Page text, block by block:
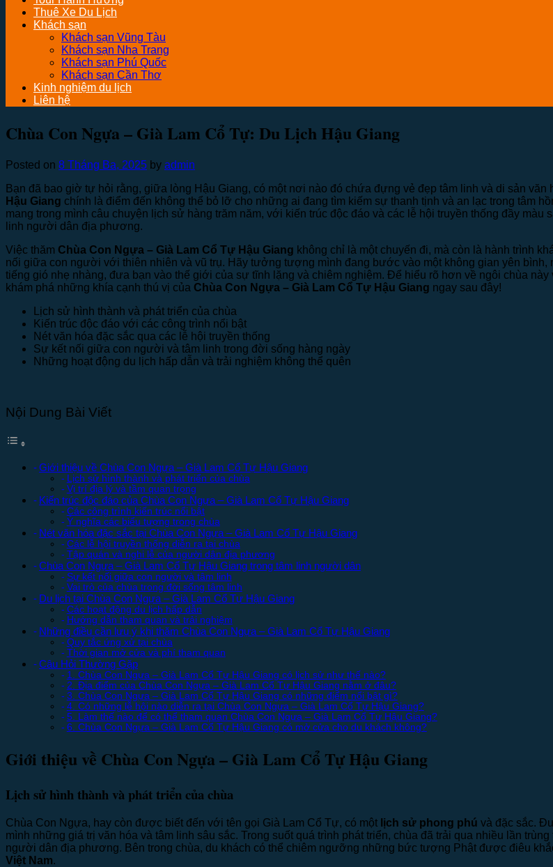
Thuê Xe Du Lịch
Khách sạn
Khách sạn Vũng Tàu
Khách sạn Nha Trang
Khách sạn Phú Quốc
Khách sạn Cần Thơ
Kinh nghiệm du lịch
Liên hệ
Chùa Con Ngựa – Già Lam Cổ Tự: Du Lịch Hậu Giang
Posted on 8 Tháng Ba, 2025 by admin
Bạn đã bao giờ tự hỏi rằng, giữa lòng Hậu Giang, có một nơi nào đó chứa đựng vẻ đẹp tâm linh và di sản văn
Hậu Giang chính là điểm đến không thể bỏ lỡ cho những ai đang tìm kiếm sự thanh tịnh và an lạc trong tâm
mang trong mình câu chuyện lịch sử hàng trăm năm, với kiến trúc độc đáo và các lễ hội truyền thống đầy màu
linh người dân địa phương.
Việc thăm Chùa Con Ngựa – Già Lam Cổ Tự Hậu Giang không chỉ là một chuyến đi, mà còn là hành trình
nối giữa con người với thiên nhiên và vũ trụ. Hãy tưởng tượng mình đang bước vào một không gian yên
tiếng gió nhẹ nhàng, đưa bạn vào thế giới của sự tĩnh lặng và chiêm nghiệm. Để hiểu rõ hơn về ngôi chùa
khám phá những khía cạnh thú vị của Chùa Con Ngựa – Già Lam Cổ Tự Hậu Giang ngay sau đây!
Lịch sử hình thành và phát triển của chùa
Kiến trúc độc đáo với các công trình nổi bật
Nét văn hóa đặc sắc qua các lễ hội truyền thống
Sự kết nối giữa con người và tâm linh trong đời sống hàng ngày
Những hoạt động du lịch hấp dẫn và trải nghiệm không thể quên
Nội Dung Bài Viết
Giới thiệu về Chùa Con Ngựa – Già Lam Cổ Tự Hậu Giang
Lịch sử hình thành và phát triển của chùa
Vị trí địa lý và tầm quan trọng
Kiến trúc độc đáo của Chùa Con Ngựa – Già Lam Cổ Tự Hậu Giang
Các công trình kiến trúc nổi bật
Ý nghĩa các biểu tượng trong chùa
Nét văn hóa đặc sắc tại Chùa Con Ngựa – Già Lam Cổ Tự Hậu Giang
Các lễ hội truyền thống diễn ra tại chùa
Tập quán và nghi lễ của người dân địa phương
Chùa Con Ngựa – Già Lam Cổ Tự Hậu Giang trong tâm linh người dân
Sự kết nối giữa con người và tâm linh
Vai trò của chùa trong đời sống tâm linh
Du lịch tại Chùa Con Ngựa – Già Lam Cổ Tự Hậu Giang
Các hoạt động du lịch hấp dẫn
Hướng dẫn tham quan và trải nghiệm
Những điều cần lưu ý khi thăm Chùa Con Ngựa – Già Lam Cổ Tự Hậu Giang
Quy tắc ứng xử tại chùa
Thời gian mở cửa và phí tham quan
Câu Hỏi Thường Gặp
1. Chùa Con Ngựa – Già Lam Cổ Tự Hậu Giang có lịch sử như thế nào?
2. Địa điểm của Chùa Con Ngựa – Già Lam Cổ Tự Hậu Giang nằm ở đâu?
3. Chùa Con Ngựa – Già Lam Cổ Tự Hậu Giang có những điểm nổi bật gì?
4. Có những lễ hội nào diễn ra tại Chùa Con Ngựa – Già Lam Cổ Tự Hậu Giang?
5. Làm thế nào để có thể tham quan Chùa Con Ngựa – Già Lam Cổ Tự Hậu Giang?
6. Chùa Con Ngựa – Già Lam Cổ Tự Hậu Giang có mở cửa cho du khách không?
Giới thiệu về Chùa Con Ngựa – Già Lam Cổ Tự Hậu Giang
Lịch sử hình thành và phát triển của chùa
Chùa Con Ngựa, hay còn được biết đến với tên gọi Già Lam Cổ Tự, có một lịch sử phong phú và đặc sắc.
mình những giá trị văn hóa và tâm linh sâu sắc. Trong suốt quá trình phát triển, chùa đã trải qua nhiều lần
người dân địa phương. Bên trong chùa, du khách có thể chiêm ngưỡng những bức tượng Phật được điêu
Việt Nam.